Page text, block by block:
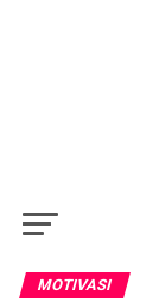
MOTIVASI